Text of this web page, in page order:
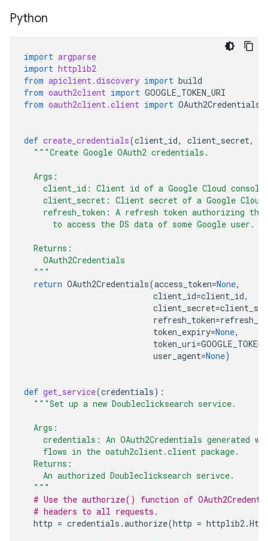
Python
import argparse
import httplib2
from apiclient.discovery import build
from oauth2client import GOOGLE_TOKEN_URI
from oauth2client.client import OAuth2Credentials
def create_credentials(client_id, client_secret,
"""Create Google OAuth2 credentials.
  Args:
client_id: Client id of a Google Cloud console
client_secret: Client secret of a Google
refresh_token: A refresh token authorizing
      to access the DS data of some Google user.
  Returns:
    OAuth2Credentials
  """
return OAuth2Credentials(access_token=None,
client_id=client_id,
client_secret=
refresh_token=
token_expiry=None,
token_uri=
user_agent=None)
def get_service(credentials):
"""Set up a new Doubleclicksearch service.
  Args:
credentials: An OAuth2Credentials generated
    flows in the oatuh2client.client package.
  Returns:
    An authorized Doubleclicksearch serivce.
  """
# Use the authorize() function of
# headers to all requests.
http = credentials .authorize(http = httplib2.Http